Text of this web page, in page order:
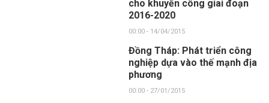
cho khuyến công giai đoạn
2016-2020
00:00 - 14/04/2015
Đồng Tháp: Phát triển công
nghiệp dựa vào thế mạnh địa
phương
00:00 - 27/01/2015